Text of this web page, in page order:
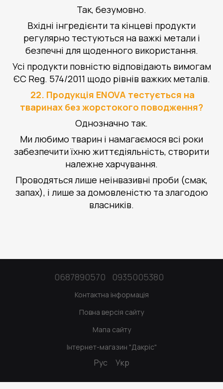
Так, безумовно.
Вхідні інгредієнти та кінцеві продукти
регулярно тестуються на важкі метали і
безпечні для щоденного використання.
Усі продукти повністю відповідають вимогам
ЄС Reg. 574/2011 щодо рівнів важких металів.
22. Продукція ENOVA тестується на
тваринах без жорстокого поводження?
Однозначно так.
Ми любимо тварин і намагаємося всі роки
забезпечити їхню життєдіяльність, створити
належне харчування.
Проводяться лише неінвазивні проби (смак,
запах), і лише за домовленістю та злагодою
власників.
0687890570 0935005380
Контактна інформація
Повна версія сайту
Мапа сайту
Інтернет-магазин "Дакріс"
Рус Укр